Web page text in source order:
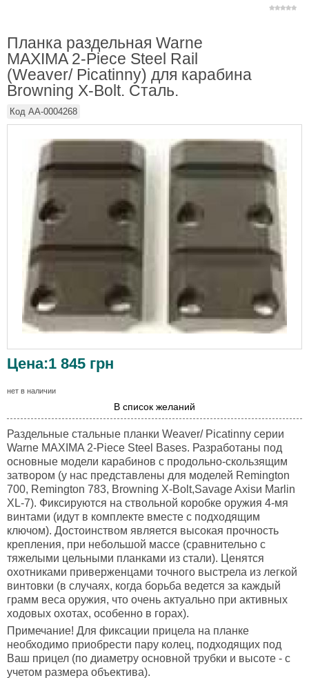
Планка раздельная Warne
MAXIMA 2-Piece Steel Rail
(Weaver/ Picatinny) для карабина
Browning X-Bolt. Сталь.
Код AA-0004268
Цена:1 845 грн
нет в наличии
В список желаний
Раздельные стальные планки Weaver/ Picatinny серии
Warne MAXIMA 2-Piece Steel Bases. Разработаны под
основные модели карабинов с продольно-скользящим
затвором (у нас представлены для моделей Remington
700, Remington 783, Browning X-Bolt,Savage Axisи Marlin
XL-7). Фиксируются на ствольной коробке оружия 4-мя
винтами (идут в комплекте вместе с подходящим
ключом). Достоинством является высокая прочность
крепления, при небольшой массе (сравнительно с
тяжелыми цельными планками из стали). Ценятся
охотниками приверженцами точного выстрела из легкой
винтовки (в случаях, когда борьба ведется за каждый
грамм веса оружия, что очень актуально при активных
ходовых охотах, особенно в горах).
Примечание! Для фиксации прицела на планке
необходимо приобрести пару колец, подходящих под
Ваш прицел (по диаметру основной трубки и высоте - с
учетом размера объектива).